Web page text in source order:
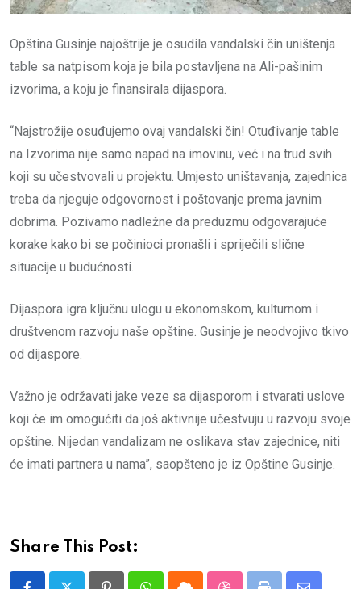
Opština Gusinje najoštrije je osudila vandalski čin uništenja
table sa natpisom koja je bila postavljena na Ali-pašinim
izvorima, a koju je finansirala dijaspora.
“Najstrožije osuđujemo ovaj vandalski čin! Otuđivanje table
na Izvorima nije samo napad na imovinu, već i na trud svih
koji su učestvovali u projektu. Umjesto uništavanja, zajednica
treba da njeguje odgovornost i poštovanje prema javnim
dobrima. Pozivamo nadležne da preduzmu odgovarajuće
korake kako bi se počinioci pronašli i spriječili slične
situacije u budućnosti.
Dijaspora igra ključnu ulogu u ekonomskom, kulturnom i
društvenom razvoju naše opštine. Gusinje je neodvojivo tkivo
od dijaspore.
Važno je održavati jake veze sa dijasporom i stvarati uslove
koji će im omogućiti da još aktivnije učestvuju u razvoju svoje
opštine. Nijedan vandalizam ne oslikava stav zajednice, niti
će imati partnera u nama”, saopšteno je iz Opštine Gusinje.
Share This Post: